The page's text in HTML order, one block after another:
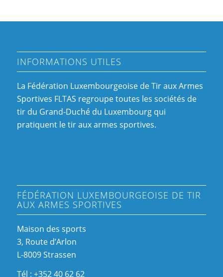
INFORMATIONS UTILES
La Fédération Luxembourgeoise de Tir aux Armes
Sportives FLTAS regroupe toutes les sociétés de
tir du Grand-Duché du Luxembourg qui
pratiquent le tir aux armes sportives.
FÉDÉRATION LUXEMBOURGEOISE DE TIR
AUX ARMES SPORTIVES
Maison des sports
3, Route d’Arlon
L-8009 Strassen
Tél : +352 40 62 62